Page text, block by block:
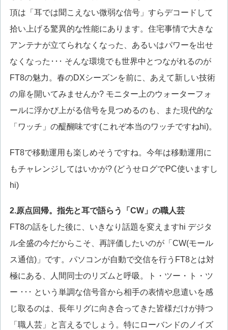
頂は「耳では聞こえない微弱な信号」すらデコードして
拾い上げる驚異的な性能にあります。住宅事情で大きな
アンテナが立てられなくなった、あるいはパワーを出せ
なくなった･･･ そんな環境でも世界中とつながれるのが
FT8の魅力。春のDXシーズンを前に、あえて新しい技術
の扉を開いてみませんか? モニター上のウォーターフォ
ールに浮かび上がる信号を見つめるのも、また現代的な
「ワッチ」の醍醐味です(これぞ本当のワッチですねhi)。
FT8で移動運用も楽しめそうですね。今年は移動運用に
もチャレンジしてはいかが? (どうせログでPC使いますし
hi)
2.原点回帰。指先と耳で語らう「CW」の職人芸
FT8の話をした後に、いきなり話題を変えますhi デジタ
ル全盛の今だからこそ、再評価したいのが「CW(モール
ス通信)」です。パソコンが自動で交信を行うFT8とは対
極にある、人間同士のリズムと呼吸。ト・ツー・ト・ツ
ー ･･･ という単調な信号音から相手の表情や息遣いを感
じ取るのは、長年リグに向き合ってきた皆様だけが持つ
「職人芸」と言えるでしょう。特にローバンドのノイズ